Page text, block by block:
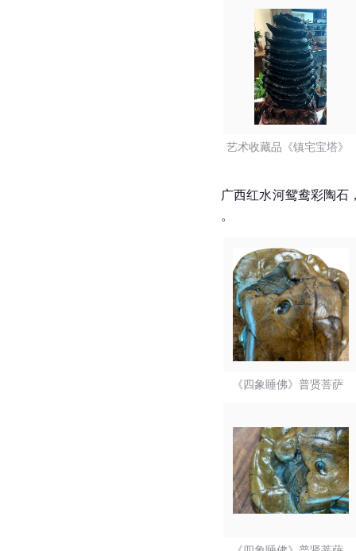
艺术收藏品《镇宅宝塔》
广西红水河鸳鸯彩陶
。
《四象睡佛》普贤菩萨